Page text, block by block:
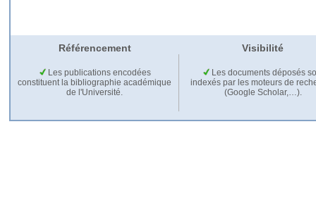
Référencement Visibilité
Les publications encodées
constituent la bibliographie académique
de l'Université.
Les documents déposés
indexés par les moteurs de
(Google Scholar,…).